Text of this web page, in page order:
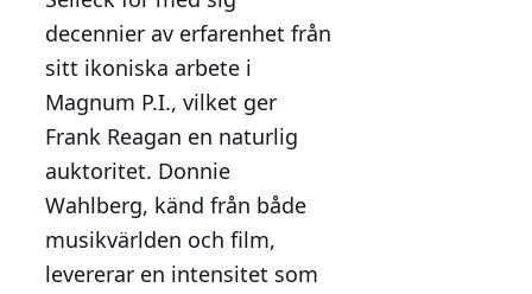
decennier av erfarenhet från
sitt ikoniska arbete i
Magnum P.I., vilket ger
Frank Reagan en naturlig
auktoritet. Donnie
Wahlberg, känd från både
musikvärlden och film,
levererar en intensitet som